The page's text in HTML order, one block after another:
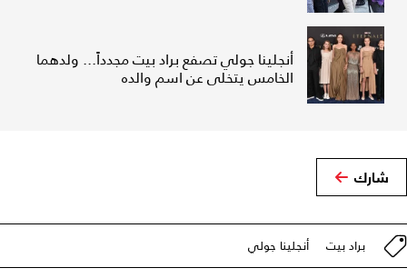
أنجلينا جولي تصفع براد بيت مجدداً... ولدهما
الخامس يتخلى عن اسم والده
شارك
براد بيت أنجلينا جولي